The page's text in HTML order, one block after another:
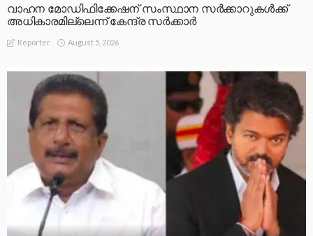
വാഹന മോഡിഫിക്കേഷന് സംസ്ഥാന സർക്കാറുകൾക്ക്
അധികാരമില്ലെന്ന് കേന്ദ്ര സർക്കാർ
Reporter August 5, 2026